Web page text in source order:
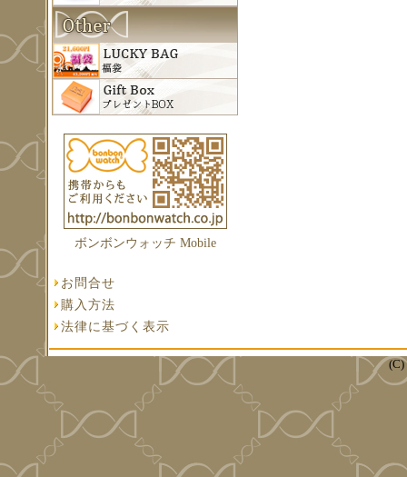
ボンボンウォッチ Mobile
お問合せ
購入方法
法律に基づく表示